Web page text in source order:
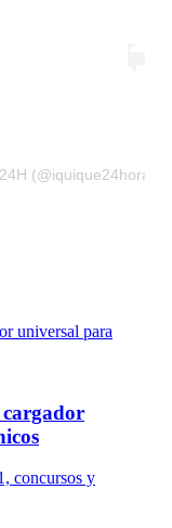
(@iquique24horas)